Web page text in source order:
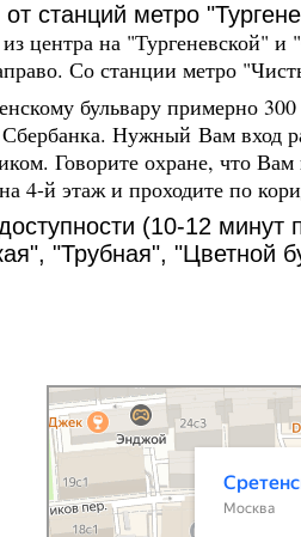
станций метро
центра на "Тургеневской" и
Со станции метро
бульвару примерно
Сбербанка. Нужный Вам вход
Говорите охране, что
4-й этаж и проходите по
(10-12 минут
"Трубная", "Цветной
Москва
Сретенский бульвар, 2 — Яндекс